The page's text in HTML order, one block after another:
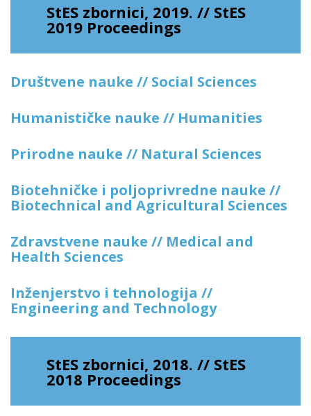
StES zbornici, 2019. // StES
2019 Proceedings
Društvene nauke // Social Sciences
Humanističke nauke // Humanities
Prirodne nauke // Natural Sciences
Biotehničke i poljoprivredne nauke //
Biotechnical and Agricultural Sciences
Zdravstvene nauke // Medical and
Health Sciences
Inženjerstvo i tehnologija //
Engineering and Technology
StES zbornici, 2018. // StES
2018 Proceedings